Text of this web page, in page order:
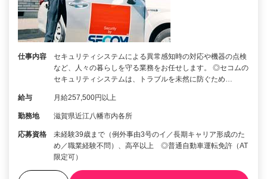
仕事内容
セキュリティシステムによる異常感知時の対応や機器の点検
など、人々の暮らしを守る業務をお任せします。 ◎セコムの
セキュリティシステムは、トラブルを未然に防ぐため…
給与 月給257,500円以上
勤務地 滋賀県近江八幡市内各所
応募資格
未経験39歳まで（例外事由3号のイ／長期キャリア形成のた
め／職業経験不問）、高卒以上 ◎普通自動車運転免許（AT
限定可）